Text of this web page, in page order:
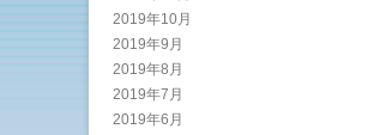
2019年10月
2019年9月
2019年8月
2019年7月
2019年6月